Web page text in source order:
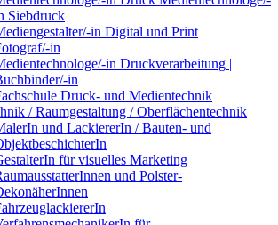
Siebdruck
in Digital und Print
in
in Druckverarbeitung |
in
Druck- und Medientechnik
/ Raumgestaltung / Oberflächentechnik
und LackiererIn / Bauten- und
für visuelles Marketing
und Polster-